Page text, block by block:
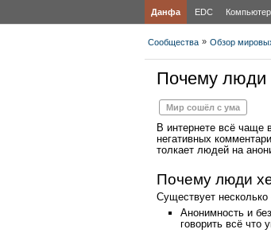
Данфа EDC Компьютер
Сообщества » Обзор
Почему люди
Мир сошёл с ума
В интернете всё чаще
негативных
толкает людей на
Почему люди
Существует
Анонимность и
говорить всё что